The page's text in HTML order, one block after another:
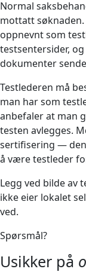
Normal
mottatt søknaden.
oppnevnt som
testsentersider,
dokumenter
Testlederen må
man har som
anbefaler at man
testen avlegges.
sertifisering —
å være testleder
Legg ved bilde av
ikke eier lokalet
ved.
Spørsmål?
Usikker på